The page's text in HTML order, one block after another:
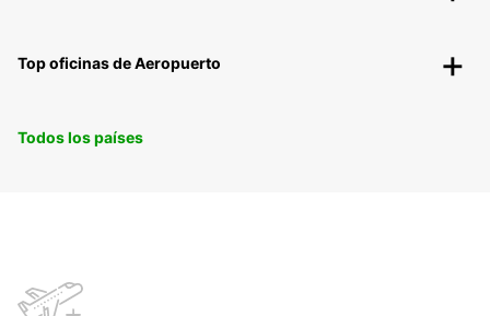
Top oficinas de Aeropuerto
Todos los países